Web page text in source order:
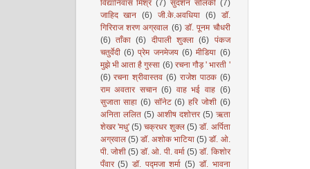
विद्यानिवास मिश्र (7) सुदर्शन सोलंकी (7)
जाहिद खान (6) जी.के.अवधिया (6) डॉ.
गिरिराज शरण अग्रवाल (6) डॉ. पूनम चौधरी
(6) ताँका (6) दीपाली शुक्ला (6) पंकज
चतुर्वेदी (6) प्रेम जनमेजय (6) मीडिया (6)
मुझे भी आता है गुस्सा (6) रचना गौड़ ' भारती '
(6) रचना श्रीवास्तव (6) राजेश पाठक (6)
राम अवतार सचान (6) वाह भई वाह (6)
सुजाता साहा (6) सॉनेट (6) हरि जोशी (6)
अनिता ललित (5) आशीष दशोत्तर (5) ऋता
शेखर 'मधु' (5) चक्रधर शुक्ल (5) डॉ. अर्पिता
अग्रवाल (5) डॉ. अशोक भाटिया (5) डॉ. ओ.
पी. जोशी (5) डॉ. ओ. पी. वर्मा (5) डॉ. किशोर
पँवार (5) डॉ. पद्मजा शर्मा (5) डॉ. भावना